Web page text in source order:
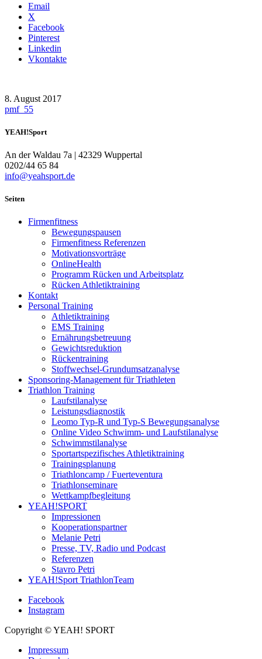
Email
X
Facebook
Pinterest
Linkedin
Vkontakte
8. August 2017
pmf_55
YEAH!Sport
An der Waldau 7a | 42329 Wuppertal
0202/44 65 84
info@yeahsport.de
Seiten
Firmenfitness
Bewegungspausen
Firmenfitness Referenzen
Motivationsvorträge
OnlineHealth
Programm Rücken und Arbeitsplatz
Rücken Athletiktraining
Kontakt
Personal Training
Athletiktraining
EMS Training
Ernährungsbetreuung
Gewichtsreduktion
Rückentraining
Stoffwechsel-Grundumsatzanalyse
Sponsoring-Management für Triathleten
Triathlon Training
Laufstilanalyse
Leistungsdiagnostik
Leomo Typ-R und Typ-S Bewegungsanalyse
Online Video Schwimm- und Laufstilanalyse
Schwimmstilanalyse
Sportartspezifisches Athletiktraining
Trainingsplanung
Triathloncamp / Fuerteventura
Triathlonseminare
Wettkampfbegleitung
YEAH!SPORT
Impressionen
Kooperationspartner
Melanie Petri
Presse, TV, Radio und Podcast
Referenzen
Stavro Petri
YEAH!Sport TriathlonTeam
Facebook
Instagram
Copyright © YEAH! SPORT
Impressum